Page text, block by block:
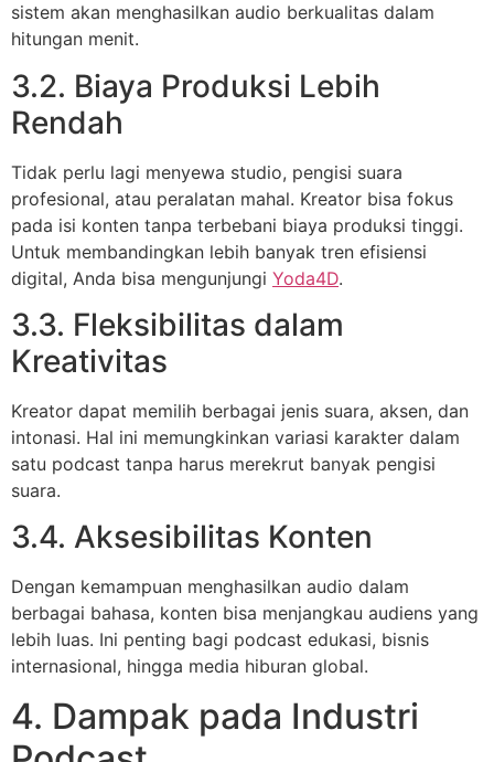
sistem akan menghasilkan audio berkualitas dalam
hitungan menit.
3.2. Biaya Produksi Lebih
Rendah
Tidak perlu lagi menyewa studio, pengisi suara
profesional, atau peralatan mahal. Kreator bisa fokus
pada isi konten tanpa terbebani biaya produksi tinggi.
Untuk membandingkan lebih banyak tren efisiensi
digital, Anda bisa mengunjungi Yoda4D.
3.3. Fleksibilitas dalam
Kreativitas
Kreator dapat memilih berbagai jenis suara, aksen, dan
intonasi. Hal ini memungkinkan variasi karakter dalam
satu podcast tanpa harus merekrut banyak pengisi
suara.
3.4. Aksesibilitas Konten
Dengan kemampuan menghasilkan audio dalam
berbagai bahasa, konten bisa menjangkau audiens yang
lebih luas. Ini penting bagi podcast edukasi, bisnis
internasional, hingga media hiburan global.
4. Dampak pada Industri